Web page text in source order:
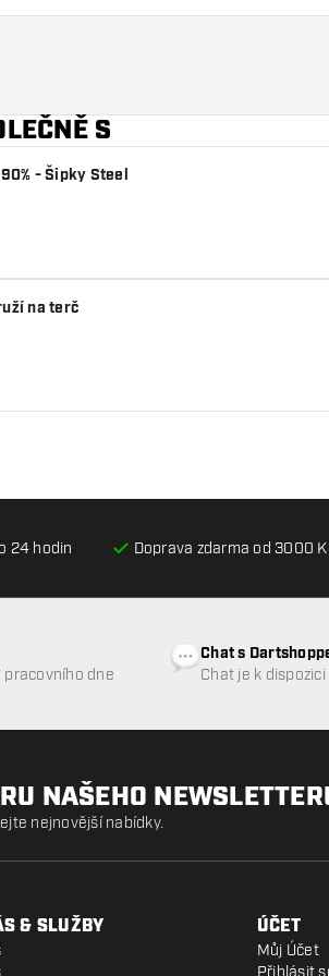
S
- Šipky Steel
na terč
24 hodin Doprava zdarma od 3000
pracovního dne
Chat s
Chat je k
NAŠEHO
nejnovější nabídky.
& SLUŽBY ÚČET
Můj Účet
Přihlásit